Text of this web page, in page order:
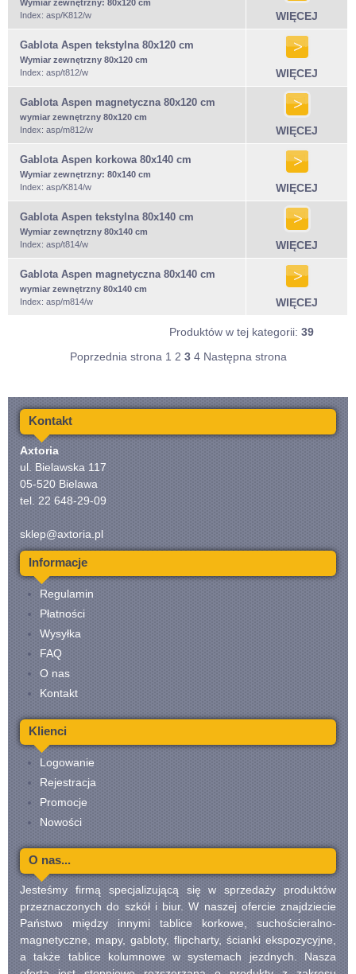
Wymiar zewnętrzny: 80x120 cm
Index: asp/K812/w
WIĘCEJ
Gablota Aspen tekstylna 80x120 cm
Wymiar zewnętrzny 80x120 cm
Index: asp/t812/w
WIĘCEJ
Gablota Aspen magnetyczna 80x120 cm
wymiar zewnętrzny 80x120 cm
Index: asp/m812/w
WIĘCEJ
Gablota Aspen korkowa 80x140 cm
Wymiar zewnętrzny: 80x140 cm
Index: asp/K814/w
WIĘCEJ
Gablota Aspen tekstylna 80x140 cm
Wymiar zewnętrzny 80x140 cm
Index: asp/t814/w
WIĘCEJ
Gablota Aspen magnetyczna 80x140 cm
wymiar zewnętrzny 80x140 cm
Index: asp/m814/w
WIĘCEJ
Produktów w tej kategorii:39
Poprzednia strona 1 2 3 4 Następna strona
Kontakt
Axtoria
ul. Bielawska 117
05-520 Bielawa
tel. 22 648-29-09
sklep@axtoria.pl
Informacje
Regulamin
Płatności
Wysyłka
FAQ
O nas
Kontakt
Klienci
Logowanie
Rejestracja
Promocje
Nowości
O nas...
Jesteśmy firmą specjalizującą się w sprzedaży produktów
przeznaczonych do szkół i biur. W naszej ofercie znajdziecie
Państwo między innymi tablice korkowe, suchościeralno-
magnetyczne, mapy, gabloty, flipcharty, ścianki ekspozycyjne,
a także tablice kolumnowe w systemach jezdnych. Nasza